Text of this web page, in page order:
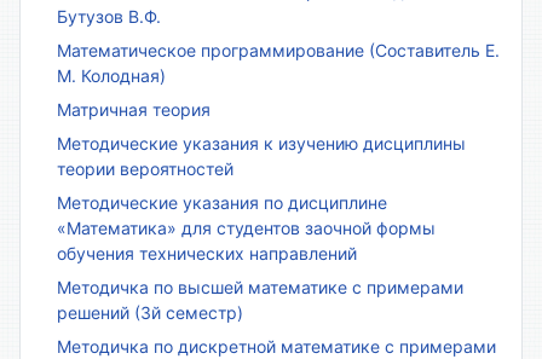
Бутузов В.Ф.
Математическое программирование (Составитель Е.
М. Колодная)
Матричная теория
Методические указания к изучению дисциплины
теории вероятностей
Методические указания по дисциплине
«Математика» для студентов заочной формы
обучения технических направлений
Методичка по высшей математике с примерами
решений (3й семестр)
Методичка по дискретной математике с примерами